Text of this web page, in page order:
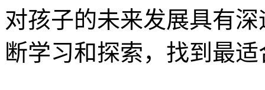
对孩子的未来发展具有
断学习和探索，找到最